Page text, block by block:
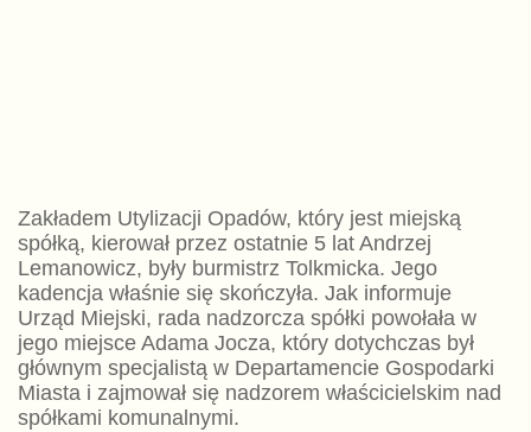
Zakładem Utylizacji Opadów, który jest miejską
spółką, kierował przez ostatnie 5 lat Andrzej
Lemanowicz, były burmistrz Tolkmicka. Jego
kadencja właśnie się skończyła. Jak informuje
Urząd Miejski, rada nadzorcza spółki powołała w
jego miejsce Adama Jocza, który dotychczas był
głównym specjalistą w Departamencie Gospodarki
Miasta i zajmował się nadzorem właścicielskim nad
spółkami komunalnymi.